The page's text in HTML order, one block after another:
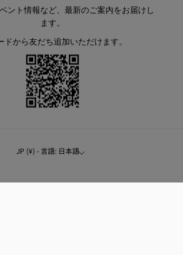
ント情報など、最新のご案内をお届けし
ます。
ドから友だち追加いただけます。
JP (¥) - 言語: 日本語